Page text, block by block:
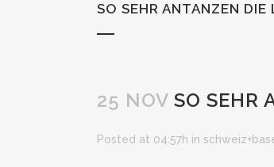
SO SEHR ANTANZEN DIE
25 NOV SO SEHR
Posted at 04:57h in